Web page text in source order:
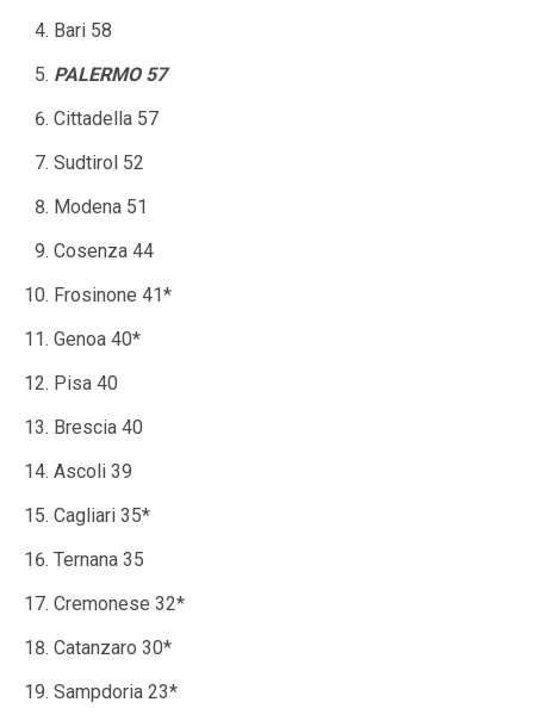
Bari 58
PALERMO 57
Cittadella 57
Sudtirol 52
Modena 51
Cosenza 44
Frosinone 41*
Genoa 40*
Pisa 40
Brescia 40
Ascoli 39
Cagliari 35*
Ternana 35
Cremonese 32*
Catanzaro 30*
Sampdoria 23*